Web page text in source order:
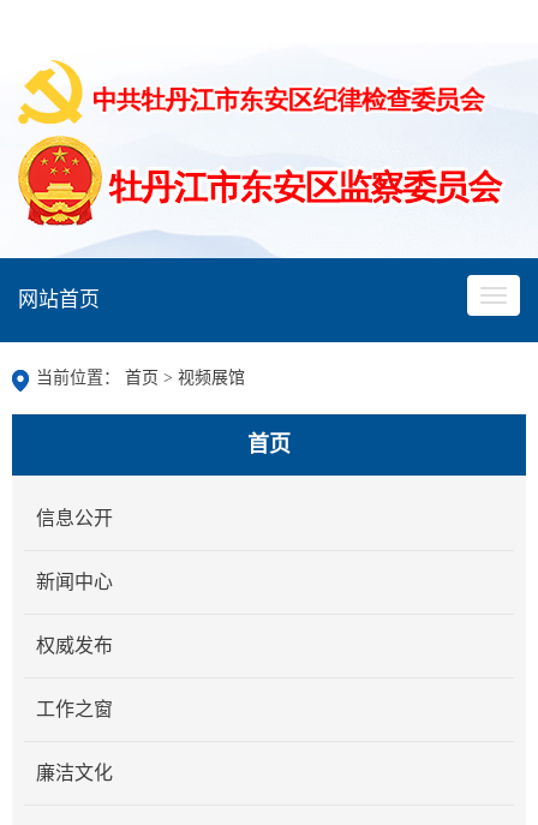
网站首页
当前位置： 首页 > 视频展馆
首页
信息公开
新闻中心
权威发布
工作之窗
廉洁文化